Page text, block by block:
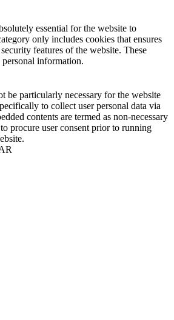
essential for the website to
only includes cookies that ensures
features of the website. These
information.
be particularly necessary for the website
to collect user personal data via
contents are termed as non-necessary
procure user consent prior to running